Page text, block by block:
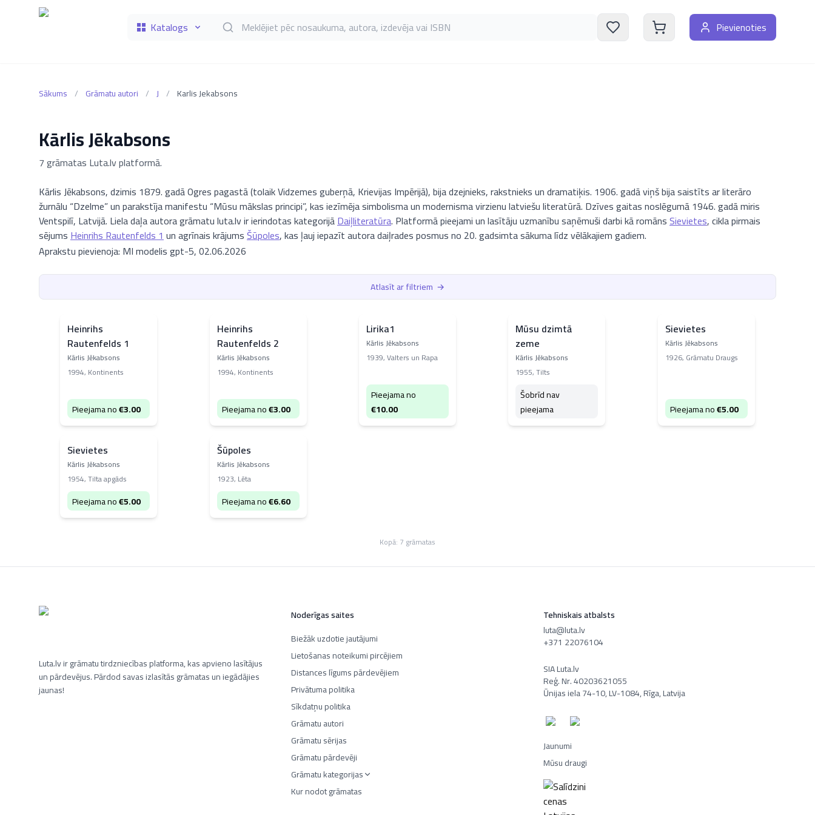
Katalogs Meklēt grāmatas pēc nosaukuma, autora, izdevēja vai ISBN Pievienoties
Sākums / Grāmatu autori / J / Karlis Jekabsons
Kārlis Jēkabsons
7 grāmatas Luta.lv platformā.
Kārlis Jēkabsons, dzimis 1879. gadā Ogres pagastā (tolaik Vidzemes guberņā, Krievijas Impērijā), bija dzejnieks, rakstnieks un dramatiķis. 1906. gadā viņš bija saistīts ar literāro
žurnālu “Dzelme” un parakstīja manifestu “Mūsu mākslas principi”, kas iezīmēja simbolisma un modernisma virzienu latviešu literatūrā. Dzīves gaitas noslēgumā 1946. gadā miris
Ventspilī, Latvijā. Liela daļa autora grāmatu luta.lv ir ierindotas kategorijāDaiļliteratūra. Platformā pieejami un lasītāju uzmanību saņēmuši darbi kā romānsSievietes, cikla pirmais
sējumsHeinrihs Rautenfelds 1un agrīnais krājumsŠūpoles, kas ļauj iepazīt autora daiļrades posmus no 20. gadsimta sākuma līdz vēlākajiem gadiem.
Aprakstu pievienoja: MI modelis gpt-5, 02.06.2026
Atlasīt ar filtriem →
Heinrihs
Rautenfelds 1
Kārlis Jēkabsons
1994, Kontinents
Pieejama no€3.00
Heinrihs
Rautenfelds 2
Kārlis Jēkabsons
1994, Kontinents
Pieejama no€3.00
Lirika1
Kārlis Jēkabsons
1939,Valters un Rapa
Pieejama no
€10.00
Mūsu dzimtā
zeme
Kārlis Jēkabsons
1955,Tilts
Šobrīd nav
pieejama
Sievietes
Kārlis Jēkabsons
1926, Grāmatu Draugs
Pieejama no€5.00
Sievietes
Kārlis Jēkabsons
1954,Tilta apgāds
Pieejama no€5.00
Šūpoles
Kārlis Jēkabsons
1923, Lēta
Pieejama no€6.60
Kopā: 7 grāmatas
Luta.lv ir grāmatu tirdzniecības platforma, kas apvieno lasītājus
un pārdevējus. Pārdod savas izlasītās grāmatas un iegādājies
jaunas!
Noderīgas saites
Biežāk uzdotie jautājumi
Lietošanas noteikumi pircējiem
Distances līgums pārdevējiem
Privātuma politika
Sīkdatņu politika
Grāmatu autori
Grāmatu sērijas
Grāmatu pārdevēji
Grāmatu kategorijas
Kur nodot grāmatas
Tehniskais atbalsts
luta@luta.lv
+371 22076104
SIA Luta.lv
Reģ. Nr. 40203621055
Ūnijas iela 74-10, LV-1084, Rīga, Latvija
Jaunumi
Mūsu draugi